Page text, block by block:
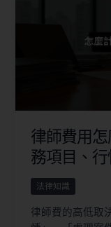
律師費用
務項目、
法律知識
律師費的高低取